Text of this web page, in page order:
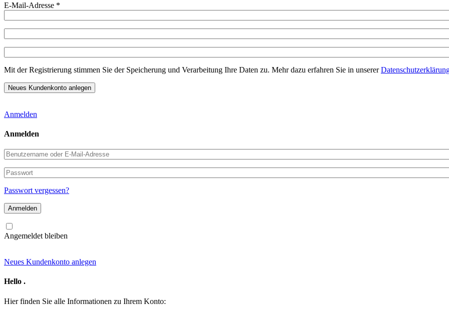
E-Mail-Adresse *
Mit der Registrierung stimmen Sie der Speicherung und Verarbeitung Ihre Daten zu. Mehr dazu erfahren Sie in unserer
Anmelden
Anmelden
Benutzername
oder
E-
Mail-
Adresse
Passwort
Passwort vergessen?
Angemeldet bleiben
Neues Kundenkonto anlegen
Hello .
Hier finden Sie alle Informationen zu Ihrem Konto: